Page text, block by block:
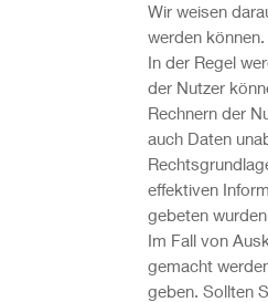
Wir weisen
werden können.
In der Regel
der Nutzer
Rechnern der
auch Daten
effektiven
gebeten
Im Fall von
gemacht
geben. Sollten